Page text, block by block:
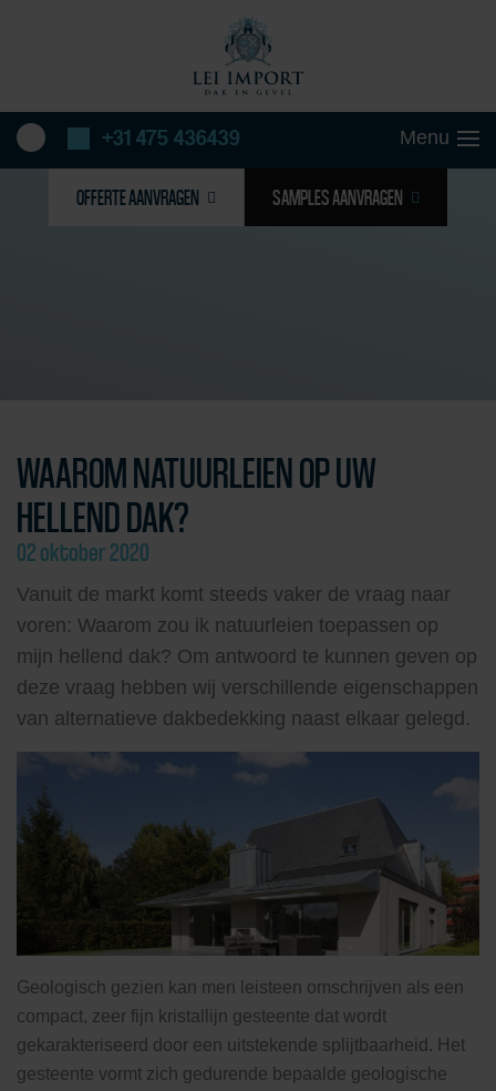
+31 475 436439
OFFERTE AANVRAGEN SAMPLES AANVRAGEN
WAAROM NATUURLEIEN OP UW
HELLEND DAK?
02 oktober 2020
Vanuit de markt komt steeds vaker de vraag naar
voren: Waarom zou ik natuurleien toepassen op
mijn hellend dak? Om antwoord te kunnen geven op
deze vraag hebben wij verschillende eigenschappen
van alternatieve dakbedekking naast elkaar gelegd.
Geologisch gezien kan men leisteen omschrijven als een
compact, zeer fijn kristallijn gesteente dat wordt
gekarakteriseerd door een uitstekende splijtbaarheid. Het
gesteente vormt zich gedurende bepaalde geologische